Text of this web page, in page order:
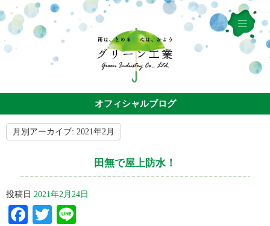
オフィシャルブログ
月別アーカイブ: 2021年2月
田無で屋上防水！
投稿日 2021年2月24日
Facebook
Twitter